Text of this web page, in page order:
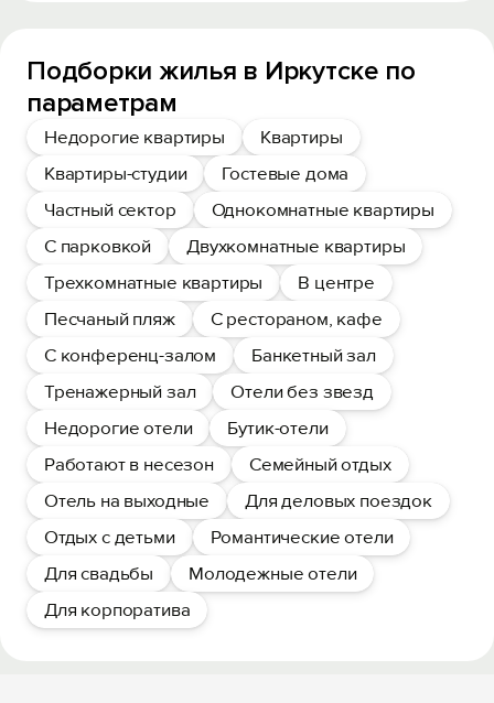
Подборки жилья в Иркутске по
параметрам
Недорогие квартиры
Квартиры
Квартиры-студии
Гостевые дома
Частный сектор
Однокомнатные квартиры
С парковкой
Двухкомнатные квартиры
Трехкомнатные квартиры
В центре
Песчаный пляж
С рестораном, кафе
С конференц-залом
Банкетный зал
Тренажерный зал
Отели без звезд
Недорогие отели
Бутик-отели
Работают в несезон
Семейный отдых
Отель на выходные
Для деловых поездок
Отдых с детьми
Романтические отели
Для свадьбы
Молодежные отели
Для корпоратива